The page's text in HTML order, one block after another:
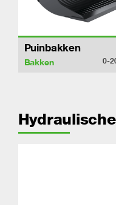
Puinbakken
Bakken 0-